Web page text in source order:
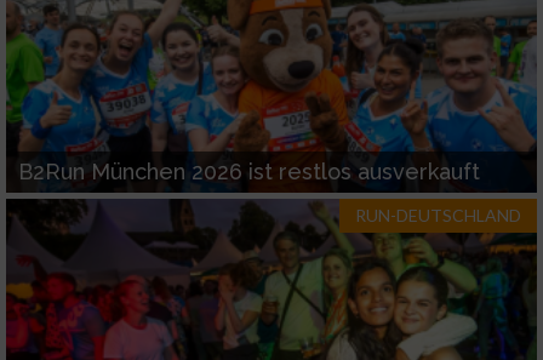
B2Run München 2026 ist restlos ausverkauft
RUN-DEUTSCHLAND